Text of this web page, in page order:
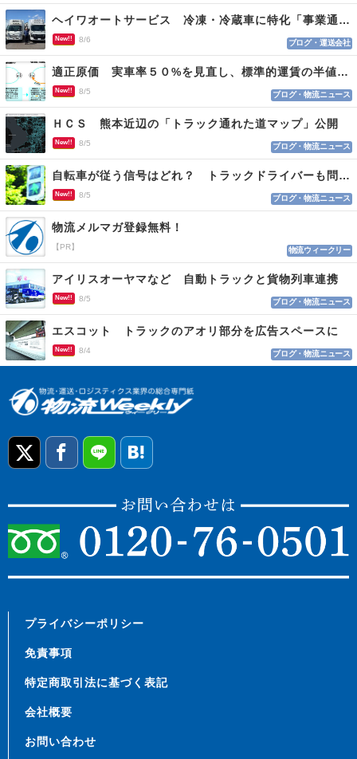
ヘイワオートサービス 冷凍・冷蔵車に特化「事業通じ貢献目指す」
New!! 8/6 ブログ・運送会社
適正原価 実車率５０%を見直し、標準的運賃の半値の恐れも
New!! 8/5 ブログ・物流ニュース
ＨＣＳ 熊本近辺の「トラック通れた道マップ」公開
New!! 8/5 ブログ・物流ニュース
自転車が従う信号はどれ？ トラックドライバーも問われる認識
New!! 8/5 ブログ・物流ニュース
物流メルマガ登録無料！
【PR】 物流ウィークリー
アイリスオーヤマなど 自動トラックと貨物列車連携
New!! 8/5 ブログ・物流ニュース
エスコット トラックのアオリ部分を広告スペースに
New!! 8/4 ブログ・物流ニュース
プライバシーポリシー
免責事項
特定商取引法に基づく表記
会社概要
お問い合わせ